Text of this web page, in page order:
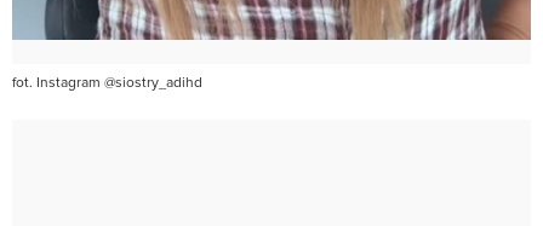
fot. Instagram @siostry_adihd